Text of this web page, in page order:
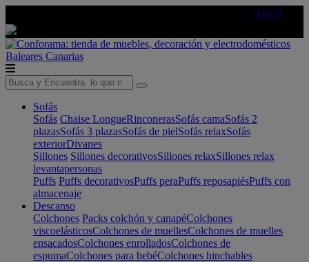
AQUÍ
Baleares Canarias
Sofás
Sofás Chaise LongueRinconerasSofás camaSofás 2
plazasSofás 3 plazasSofás de pielSofás relaxSofás
exteriorDivanes
Sillones Sillones decorativosSillones relaxSillones relax
levantapersonas
Puffs Puffs decorativosPuffs peraPuffs reposapiésPuffs con
almacenaje
Descanso
Colchones Packs colchón y canapéColchones
viscoelásticosColchones de muellesColchones de muelles
ensacadosColchones enrolladosColchones de
espumaColchones para bebéColchones hinchables